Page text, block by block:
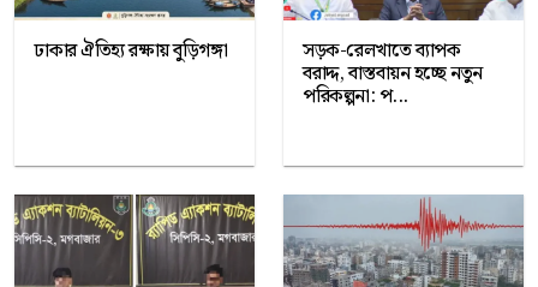
ঢাকার ঐতিহ্য রক্ষায় বুড়িগঙ্গা সড়ক-রেলখাতে ব্যাপক
বরাদ্দ, বাস্তবায়ন হচ্ছে নতুন
পরিকল্পনা: প...